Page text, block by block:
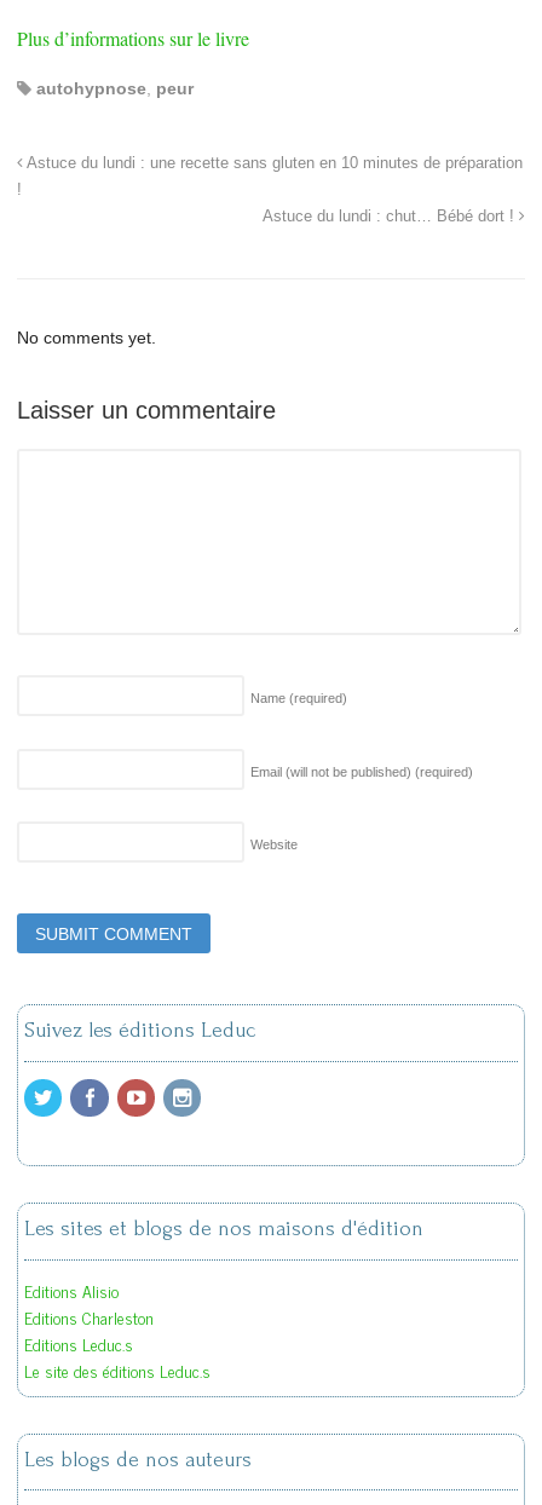
Plus d’informations sur le livre
autohypnose peur
Astuce du lundi : une recette sans gluten en 10 minutes de préparation
!
Astuce du lundi : chut… Bébé dort !
No comments yet.
Laisser un commentaire
Name (required)
Email (will not be published) (required)
Website
Suivez les éditions Leduc
Les sites et blogs de nos maisons d'édition
Editions Alisio
Editions Charleston
Editions Leduc.s
Le site des éditions Leduc.s
Les blogs de nos auteurs